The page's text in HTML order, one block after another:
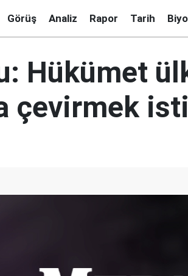
Görüş Analiz Rapor Tarih
Hükümet
çevirmek